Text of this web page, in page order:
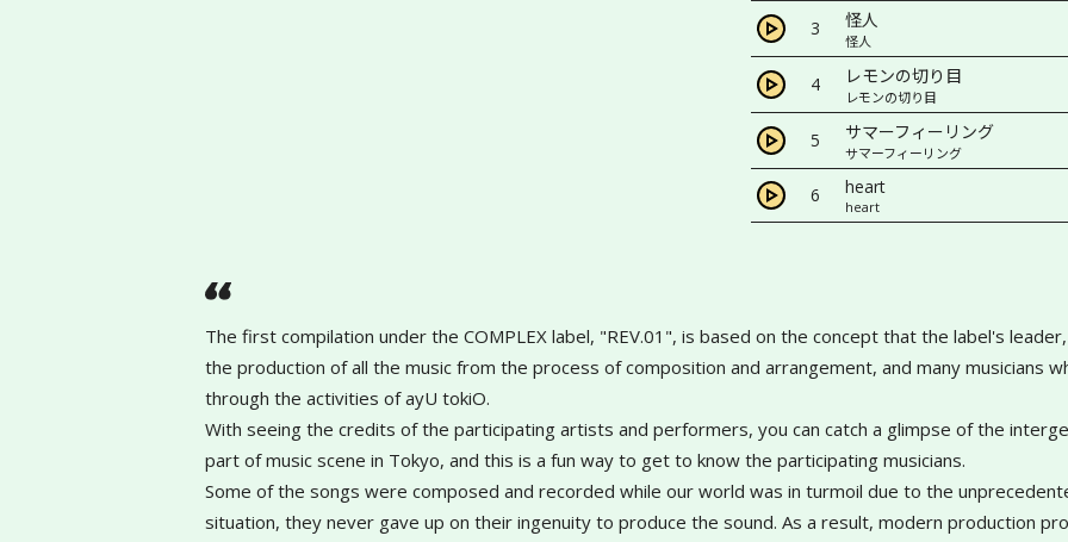
3 怪人
怪人
4 レモンの切り目
レモンの切り目
5 サマーフィーリング
サマーフィーリング
6 heart
heart
The first compilation under the COMPLEX label, "REV.01", is based on the concept that the label's
the production of all the music from the process of composition and arrangement, and many musicians
through the activities of ayU tokiO.
With seeing the credits of the participating artists and performers, you can catch a glimpse of the
part of music scene in Tokyo, and this is a fun way to get to know the participating musicians.
Some of the songs were composed and recorded while our world was in turmoil due to the
situation, they never gave up on their ingenuity to produce the sound. As a result, modern production